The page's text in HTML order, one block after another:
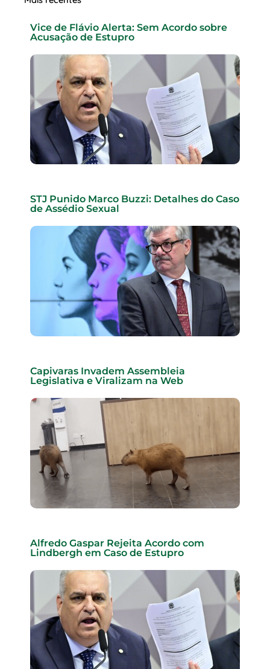
Vice de Flávio Alerta: Sem Acordo sobre
Acusação de Estupro
STJ Punido Marco Buzzi: Detalhes do Caso
de Assédio Sexual
Capivaras Invadem Assembleia
Legislativa e Viralizam na Web
Alfredo Gaspar Rejeita Acordo com
Lindbergh em Caso de Estupro